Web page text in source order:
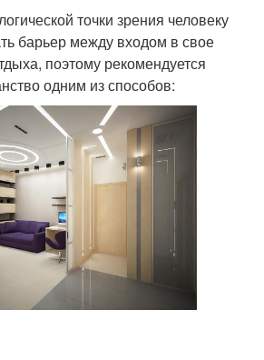
точки зрения человеку
барьер между входом в свое
поэтому рекомендуется
одним из способов: